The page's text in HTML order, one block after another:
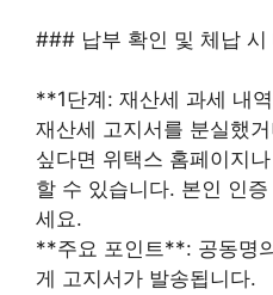
### 납부 확인 및 체납 시
**1단계: 재산세 과세 내
재산세 고지서를 분실했
싶다면 위택스 홈페이지
할 수 있습니다. 본인 인
세요.
**주요 포인트**: 공동명
게 고지서가 발송됩니다.